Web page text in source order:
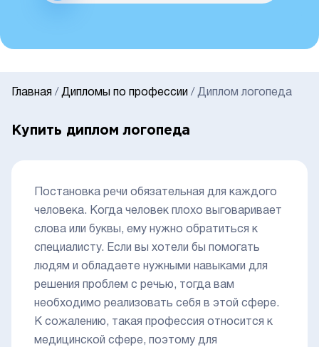
Главная / Дипломы по профессии / Диплом логопеда
Купить диплом логопеда
Постановка речи обязательная для каждого
человека. Когда человек плохо выговаривает
слова или буквы, ему нужно обратиться к
специалисту. Если вы хотели бы помогать
людям и обладаете нужными навыками для
решения проблем с речью, тогда вам
необходимо реализовать себя в этой сфере.
К сожалению, такая профессия относится к
медицинской сфере, поэтому для